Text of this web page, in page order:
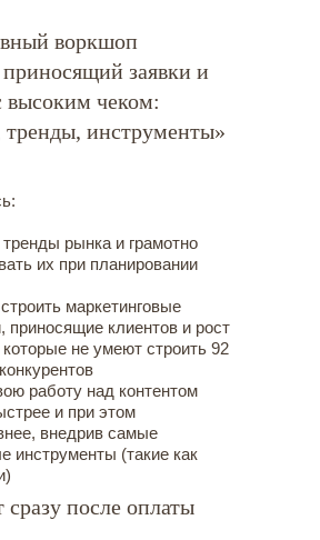
воркшоп
приносящий заявки и
высоким чеком:
тренды, инструменты»
рынка и грамотно
их при планировании
маркетинговые
приносящие клиентов и рост
не умеют строить 92
работу над контентом
и при этом
внедрив самые
инструменты (такие как
сразу после оплаты